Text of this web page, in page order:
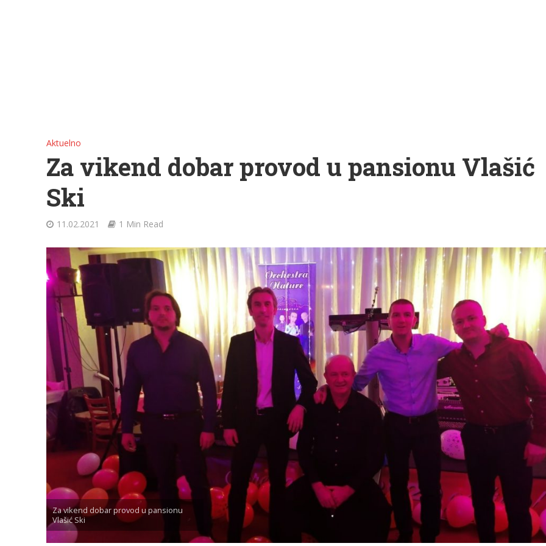
Aktuelno
Za vikend dobar provod u pansionu Vlašić
Ski
11.02.2021 1 Min Read
Za vikend dobar provod u pansionu
Vlašić Ski